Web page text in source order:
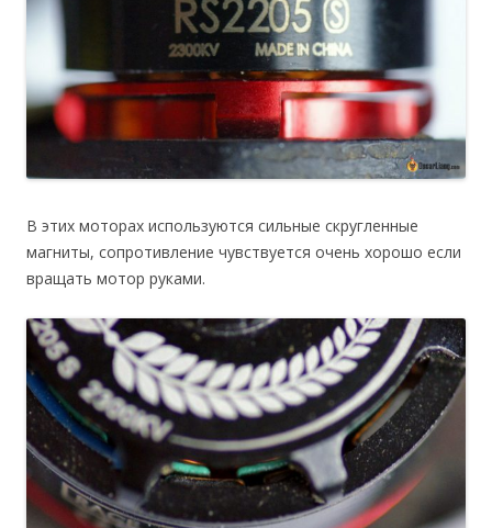
В этих моторах используются сильные скругленные
магниты, сопротивление чувствуется очень хорошо если
вращать мотор руками.